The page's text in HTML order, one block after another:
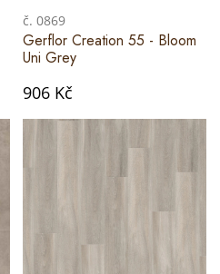
č. 0869
Gerflor Creation 55 - Bloom
Uni Grey
906 Kč